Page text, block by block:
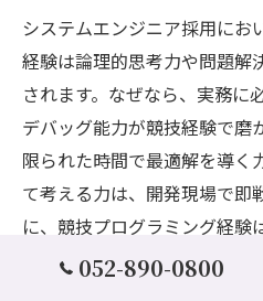
システムエンジニア採用にお
経験は論理的思考力や問題解
されます。なぜなら、実務に
デバッグ能力が競技経験で磨
限られた時間で最適解を導く
て考える力は、開発現場で即
に、競技プログラミング経験
ての基盤強化に直結し、採用
052-890-0800